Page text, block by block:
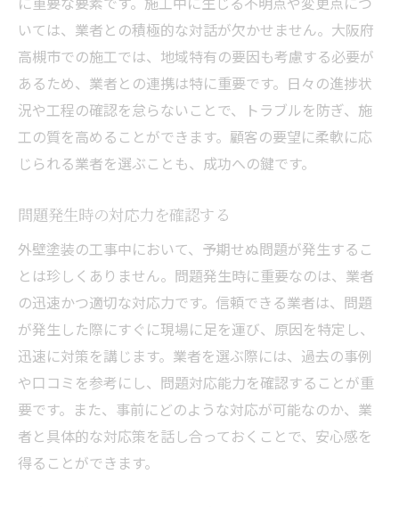
いては、業者との積極的な対話が欠かせません。大阪府
高槻市での施工では、地域特有の要因も考慮する必要が
あるため、業者との連携は特に重要です。日々の進捗状
況や工程の確認を怠らないことで、トラブルを防ぎ、施
工の質を高めることができます。顧客の要望に柔軟に応
じられる業者を選ぶことも、成功への鍵です。
問題発生時の対応力を確認する
外壁塗装の工事中において、予期せぬ問題が発生するこ
とは珍しくありません。問題発生時に重要なのは、業者
の迅速かつ適切な対応力です。信頼できる業者は、問題
が発生した際にすぐに現場に足を運び、原因を特定し、
迅速に対策を講じます。業者を選ぶ際には、過去の事例
や口コミを参考にし、問題対応能力を確認することが重
要です。また、事前にどのような対応が可能なのか、業
者と具体的な対応策を話し合っておくことで、安心感を
得ることができます。